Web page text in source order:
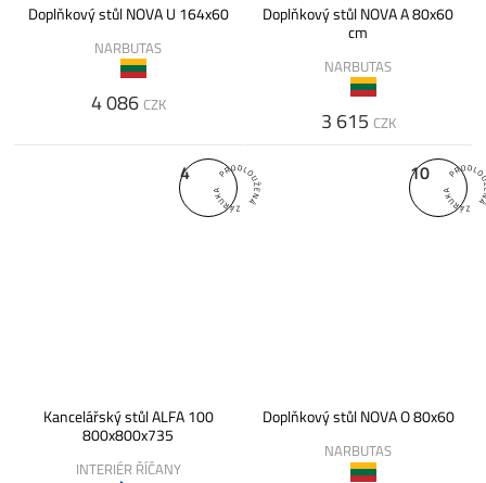
Doplňkový stůl NOVA U 164x60
NARBUTAS
4 086 CZK
Doplňkový stůl NOVA A 80x60
cm
NARBUTAS
3 615 CZK
4
Kancelářský stůl ALFA 100
800x800x735
INTERIÉR ŘÍČANY
10
Doplňkový stůl NOVA O 80x60
NARBUTAS